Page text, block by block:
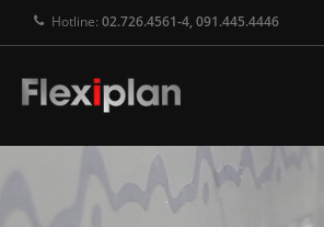
Hotline: 02.726.4561-4, 091.445.4446